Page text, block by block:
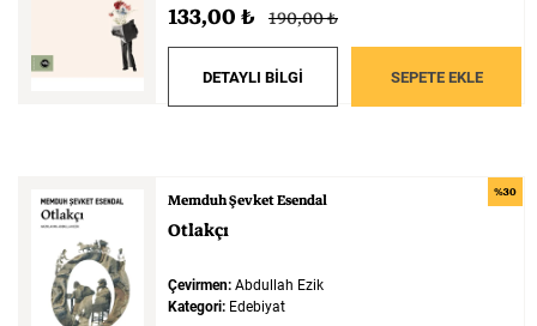
133,00 ₺ 190,00 ₺
DETAYLI BİLGİ SEPETE EKLE
%30
Memduh Şevket Esendal
Otlakçı
Çevirmen: Abdullah Ezik
Kategori: Edebiyat